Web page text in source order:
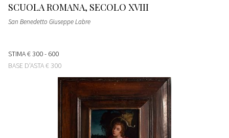
SCUOLA ROMANA, SECOLO XVIII
San Benedetto Giuseppe Labre
STIMA€ 300 - 600
BASE D'ASTA€ 300